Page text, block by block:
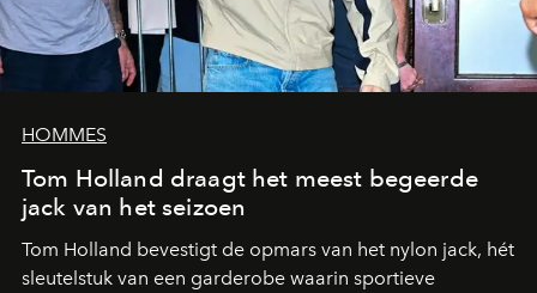
HOMMES
Tom Holland draagt het meest begeerde
jack van het seizoen
Tom Holland bevestigt de opmars van het nylon jack, hét
sleutelstuk van een garderobe waarin sportieve